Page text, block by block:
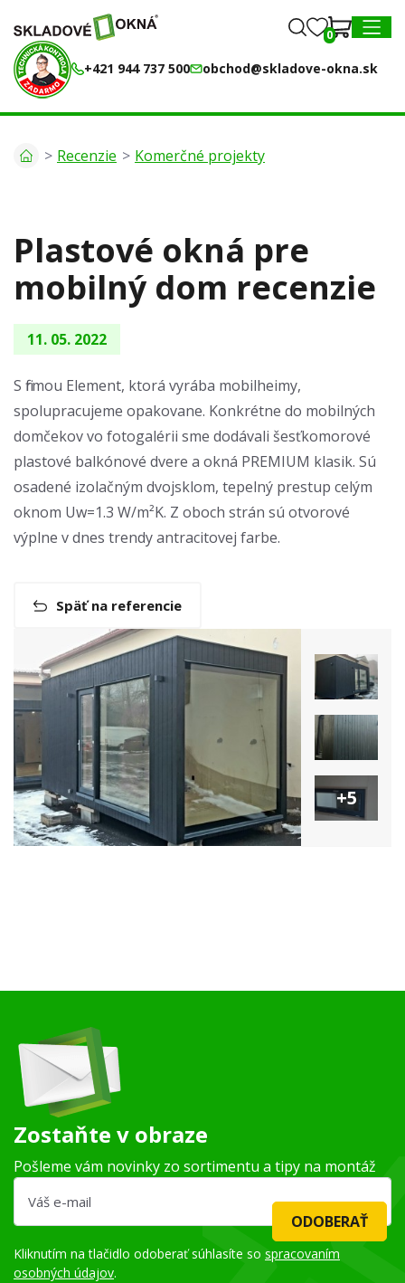
0
+421 944 737 500 obchod@skladove-okna.sk
0
Recenzie Komerčné projekty
Plastové okná pre
mobilný dom recenzie
11. 05. 2022
S firmou Element, ktorá vyrába mobilheimy,
spolupracujeme opakovane. Konkrétne do mobilných
domčekov vo fotogalérii sme dodávali šesťkomorové
plastové balkónové dvere a okná PREMIUM klasik. Sú
osadené izolačným dvojsklom, tepelný prestup celým
oknom Uw=1.3 W/m²K. Z oboch strán sú otvorové
výplne v dnes trendy antracitovej farbe.
Späť na referencie
+5
Zostaňte v obraze
Pošleme vám novinky zo sortimentu a tipy na montáž
ODOBERAŤ
Kliknutím na tlačidlo odoberať súhlasíte so spracovaním
osobných údajov.